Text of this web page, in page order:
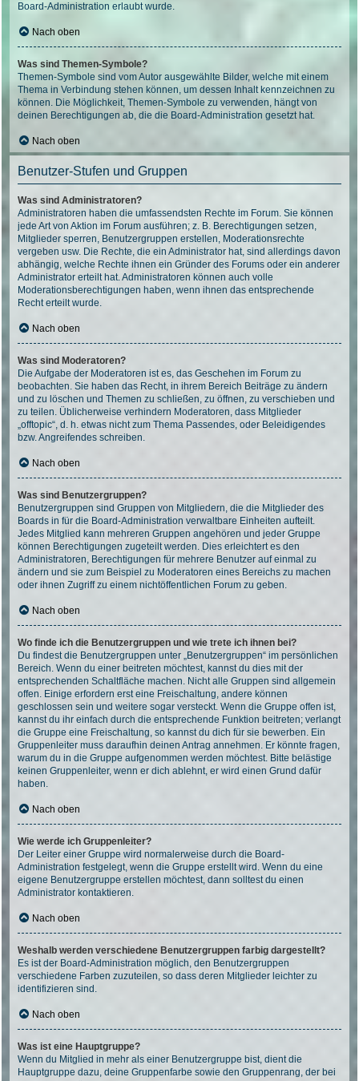
Board-Administration erlaubt wurde.
Nach oben
Was sind Themen-Symbole?
Themen-Symbole sind vom Autor ausgewählte Bilder, welche mit einem
Thema in Verbindung stehen können, um dessen Inhalt kennzeichnen zu
können. Die Möglichkeit, Themen-Symbole zu verwenden, hängt von
deinen Berechtigungen ab, die die Board-Administration gesetzt hat.
Nach oben
Benutzer-Stufen und Gruppen
Was sind Administratoren?
Administratoren haben die umfassendsten Rechte im Forum. Sie können
jede Art von Aktion im Forum ausführen; z. B. Berechtigungen setzen,
Mitglieder sperren, Benutzergruppen erstellen, Moderationsrechte
vergeben usw. Die Rechte, die ein Administrator hat, sind allerdings davon
abhängig, welche Rechte ihnen ein Gründer des Forums oder ein anderer
Administrator erteilt hat. Administratoren können auch volle
Moderationsberechtigungen haben, wenn ihnen das entsprechende
Recht erteilt wurde.
Nach oben
Was sind Moderatoren?
Die Aufgabe der Moderatoren ist es, das Geschehen im Forum zu
beobachten. Sie haben das Recht, in ihrem Bereich Beiträge zu ändern
und zu löschen und Themen zu schließen, zu öffnen, zu verschieben und
zu teilen. Üblicherweise verhindern Moderatoren, dass Mitglieder
„offtopic“, d. h. etwas nicht zum Thema Passendes, oder Beleidigendes
bzw. Angreifendes schreiben.
Nach oben
Was sind Benutzergruppen?
Benutzergruppen sind Gruppen von Mitgliedern, die die Mitglieder des
Boards in für die Board-Administration verwaltbare Einheiten aufteilt.
Jedes Mitglied kann mehreren Gruppen angehören und jeder Gruppe
können Berechtigungen zugeteilt werden. Dies erleichtert es den
Administratoren, Berechtigungen für mehrere Benutzer auf einmal zu
ändern und sie zum Beispiel zu Moderatoren eines Bereichs zu machen
oder ihnen Zugriff zu einem nichtöffentlichen Forum zu geben.
Nach oben
Wo finde ich die Benutzergruppen und wie trete ich ihnen bei?
Du findest die Benutzergruppen unter „Benutzergruppen“ im persönlichen
Bereich. Wenn du einer beitreten möchtest, kannst du dies mit der
entsprechenden Schaltfläche machen. Nicht alle Gruppen sind allgemein
offen. Einige erfordern erst eine Freischaltung, andere können
geschlossen sein und weitere sogar versteckt. Wenn die Gruppe offen ist,
kannst du ihr einfach durch die entsprechende Funktion beitreten; verlangt
die Gruppe eine Freischaltung, so kannst du dich für sie bewerben. Ein
Gruppenleiter muss daraufhin deinen Antrag annehmen. Er könnte fragen,
warum du in die Gruppe aufgenommen werden möchtest. Bitte belästige
keinen Gruppenleiter, wenn er dich ablehnt, er wird einen Grund dafür
haben.
Nach oben
Wie werde ich Gruppenleiter?
Der Leiter einer Gruppe wird normalerweise durch die Board-
Administration festgelegt, wenn die Gruppe erstellt wird. Wenn du eine
eigene Benutzergruppe erstellen möchtest, dann solltest du einen
Administrator kontaktieren.
Nach oben
Weshalb werden verschiedene Benutzergruppen farbig dargestellt?
Es ist der Board-Administration möglich, den Benutzergruppen
verschiedene Farben zuzuteilen, so dass deren Mitglieder leichter zu
identifizieren sind.
Nach oben
Was ist eine Hauptgruppe?
Wenn du Mitglied in mehr als einer Benutzergruppe bist, dient die
Hauptgruppe dazu, deine Gruppenfarbe sowie den Gruppenrang, der bei